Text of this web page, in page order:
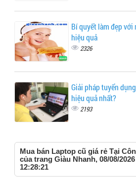
Bí quyết làm đẹp với
hiệu quả
2326
Giải pháp tuyển
hiệu quả nhất?
2193
Mua bán Laptop cũ giá rẻ Tại
của trang Giàu Nhanh, 08/08/2026
12:28:21